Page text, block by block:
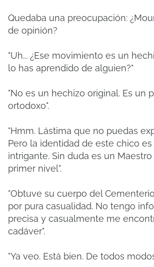
Quedaba una preocupación:
de opinión?
"Uh... ¿Ese movimiento es un
lo has aprendido de alguien?"
"No es un hechizo original. Es un
ortodoxo".
"Hmm. Lástima que no puedas
Pero la identidad de este chico
intrigante. Sin duda es un
primer nivel".
"Obtuve su cuerpo del
por pura casualidad. No tengo
precisa y casualmente me
cadáver".
"Ya veo. Está bien. De todos